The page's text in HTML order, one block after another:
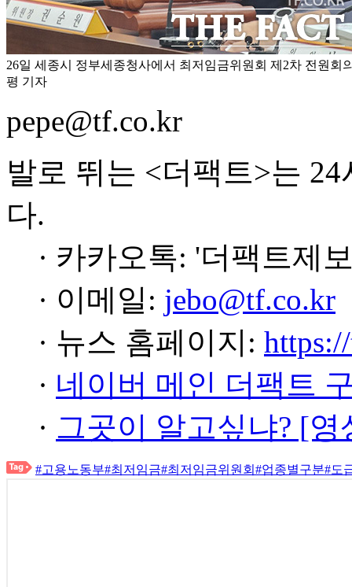
26일 세종시 정부세종청사에서 최저임금위원회 제2차 전원회
평 기자
pepe@tf.co.kr
발로 뛰는 <더팩트>는
다.
· 카카오톡: '더팩트제
· 이메일: jebo@tf.co.kr
· 뉴스 홈페이지:
· 네이버 메인 더팩트
· 그곳이 알고싶냐? [
#고용노동부#최저임금#최저임금위원회 #업종별구분#도